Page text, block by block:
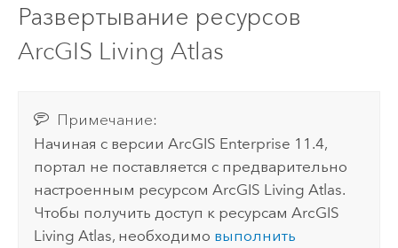
Развертывание ресурсов
ArcGIS Living Atlas
Примечание:
Начиная с версииArcGIS Enterprise 11.4,
портал не поставляется с предварительно
настроенным ресурсомArcGIS Living Atlas.
Чтобы получить доступ к ресурсамArcGIS
Living Atlas, необходимо выполнить